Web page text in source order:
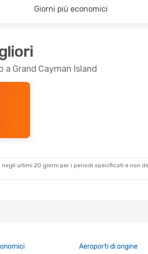
Giorni più economici
Grand Cayman Island
ultimi 20 giorni per i periodi specificati e non
Aeroporti di origine